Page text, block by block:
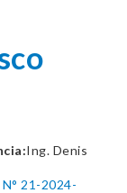
Ing. Denis
21-2024-